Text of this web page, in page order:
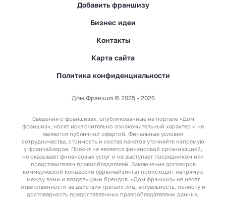
Добавить франшизу
Бизнес идеи
Контакты
Карта сайта
Политика конфиденциальности
Дом Франшиз © 2025 - 2026